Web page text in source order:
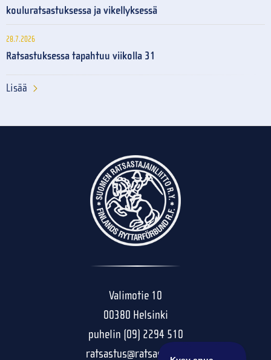
kouluratsastuksessa ja vikellyksessä
28.7.2026
Ratsastuksessa tapahtuu viikolla 31
Lisää
Valimotie 10
00380 Helsinki
puhelin (09) 2294 510
ratsastus@ratsastus.fi